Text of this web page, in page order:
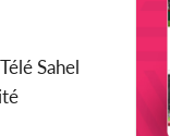
Sahel